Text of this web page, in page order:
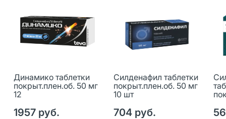
Динамико таблетки
покрыт.плен.об. 50 мг
12
1957 руб.
Силденафил таблетки
покрыт.плен.об. 50 мг
10 шт
704 руб.